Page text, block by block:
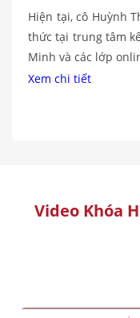
Hiện tại, cô
thức tại trung
Minh và các
Xem chi tiết
Video Khóa